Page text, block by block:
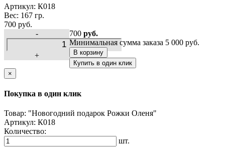
Артикул: К018
Вес: 167 гр.
700 руб.
-
+
700 руб.
Минимальная сумма заказа 5 000 руб.
В корзину
Купить в один клик
×
Покупка в один клик
Товар: "Новогодний подарок Рожки Оленя"
Артикул: К018
Количество:
шт.